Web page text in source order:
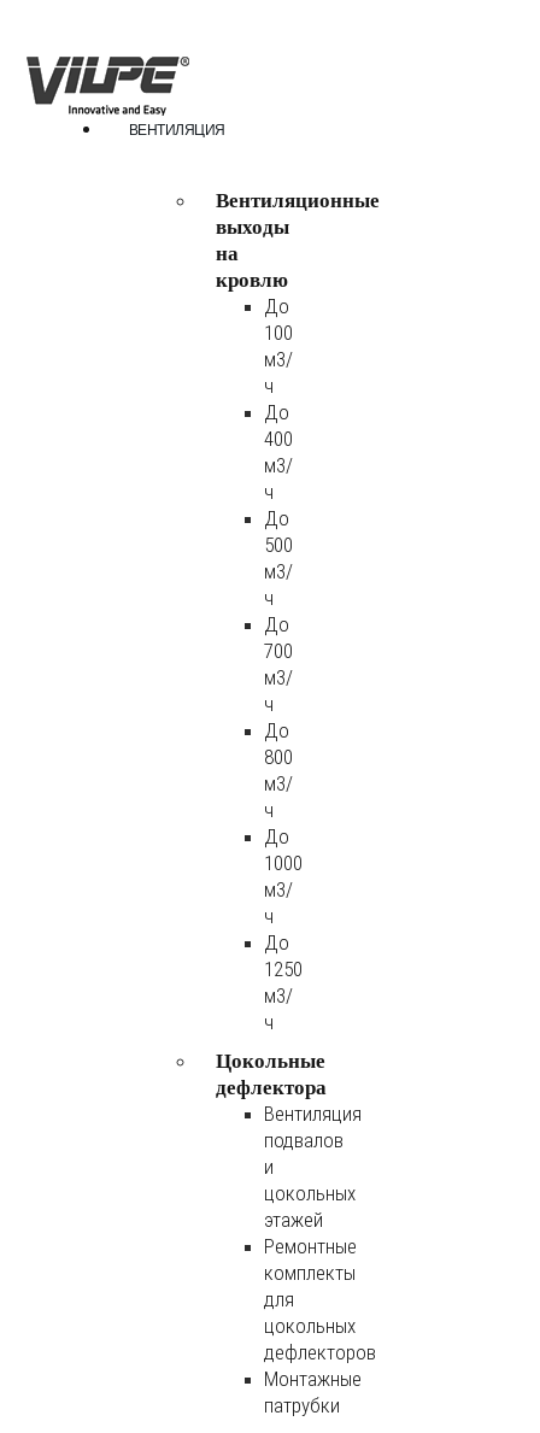
ВЕНТИЛЯЦИЯ
Вентиляционные
выходы
на
кровлю
До
100
м3/
ч
До
400
м3/
ч
До
500
м3/
ч
До
700
м3/
ч
До
800
м3/
ч
До
1000
м3/
ч
До
1250
м3/
ч
Цокольные
дефлектора
Вентиляция
подвалов
и
цокольных
этажей
Ремонтные
комплекты
для
цокольных
дефлекторов
Монтажные
патрубки